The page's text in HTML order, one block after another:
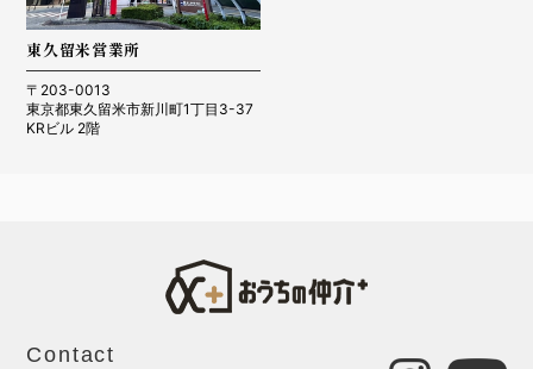
東久留米営業所
〒203-0013
東京都東久留米市新川町1丁目3-37
KRビル 2階
Contact